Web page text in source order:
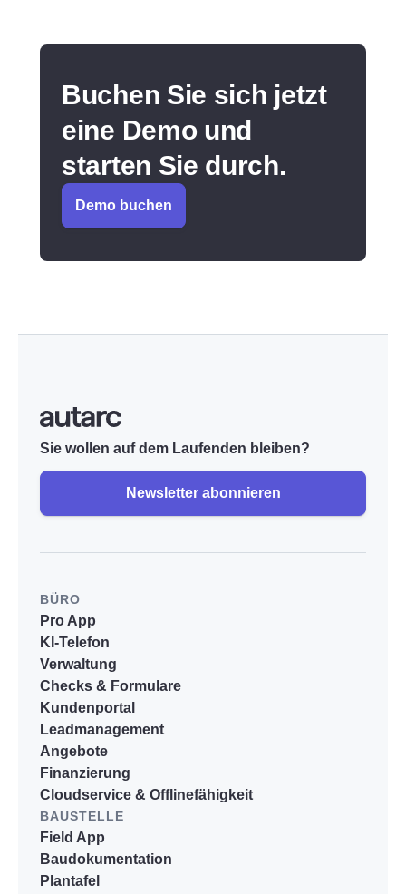
Buchen Sie sich jetzt
eine Demo und
starten Sie durch.
Demo buchen
Sie wollen auf dem Laufenden bleiben?
Newsletter abonnieren
BÜRO
Pro App
KI-Telefon
Verwaltung
Checks & Formulare
Kundenportal
Leadmanagement
Angebote
Finanzierung
Cloudservice & Offlinefähigkeit
BAUSTELLE
Field App
Baudokumentation
Plantafel